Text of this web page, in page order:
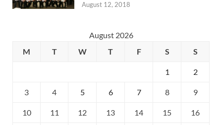
August 12, 2018
August 2026
M
T W T F S S
1 2
3 4 5 6 7 8 9
10 11 12 13 14 15 16